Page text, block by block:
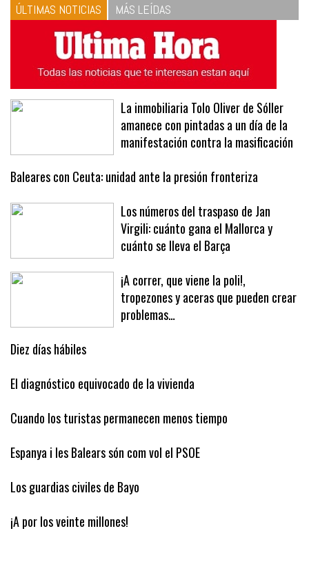
ÚLTIMAS NOTICIAS MÁS LEÍDAS
La inmobiliaria Tolo Oliver de Sóller
amanece con pintadas a un día de la
manifestación contra la masificación
Baleares con Ceuta: unidad ante la presión fronteriza
Los números del traspaso de Jan
Virgili: cuánto gana el Mallorca y
cuánto se lleva el Barça
¡A correr, que viene la poli!,
tropezones y aceras que pueden crear
problemas…
Diez días hábiles
El diagnóstico equivocado de la vivienda
Cuando los turistas permanecen menos tiempo
Espanya i les Balears són com vol el PSOE
Los guardias civiles de Bayo
¡A por los veinte millones!